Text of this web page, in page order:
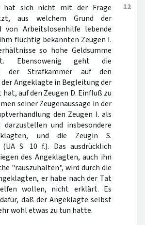
12
hat sich nicht mit der Frage
aus welchem Grund der
von Arbeitslosenhilfe lebende
flüchtig bekannten Zeugen I.
so hohe Geldsumme
Ebensowenig geht die
der Strafkammer auf den
Angeklagte in Begleitung der
hat, auf den Zeugen D. Einfluß zu
seiner Zeugenaussage in der
den Zeugen I. als
und insbesondere
und die Zeugin S.
S. 10 f.). Das ausdrücklich
des Angeklagten, auch ihn
"rauszuhalten", wird durch die
er habe nach der Tat
wollen, nicht erklärt. Es
daß der Angeklagte selbst
wohl etwas zu tun hatte.